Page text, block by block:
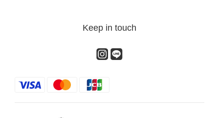
Keep in touch